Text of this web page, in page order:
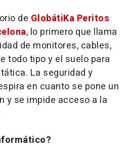
de GlobátiKa Peritos
, lo primero que llama
de monitores, cables,
todo tipo y el suelo para
La seguridad y
en cuanto se pone un
y se impide acceso a la